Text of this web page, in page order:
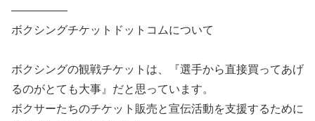
—————
ボクシングチケットドットコムについて
ボクシングの観戦チケットは、『選手から直接買ってあげ
るのがとても大事』だと思っています。
ボクサーたちのチケット販売と宣伝活動を支援するために